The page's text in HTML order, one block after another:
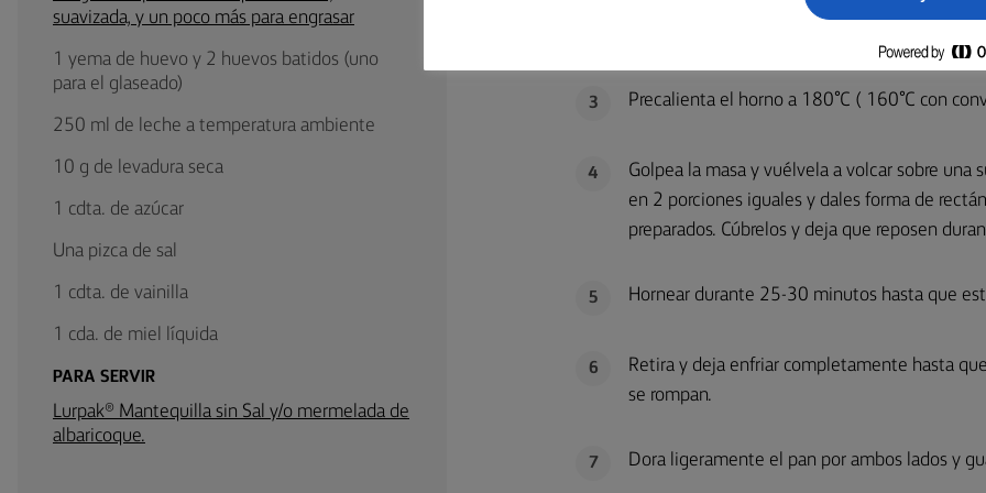
suavizada, y un poco más para engrasar
1 yema de huevo y 2 huevos batidos (uno
para el glaseado)
250 ml de leche a temperatura ambiente
10 g de levadura seca
1 cdta. de azúcar
Una pizca de sal
1 cdta. de vainilla
1 cda. de miel líquida
PARA SERVIR
Lurpak® Mantequilla sin Sal y/o mermelada de
albaricoque.
una superficie ligeramente enharinada y
3 Precalienta el horno a 180°C ( 160°C con
4
Golpea la masa y vuélvela a volcar sobre
en 2 porciones iguales y dales forma de
preparados. Cúbrelos y deja que reposen
5 Hornear durante 25-30 minutos hasta que
6
Retira y deja enfriar completamente hasta
se rompan.
7 Dora ligeramente el pan por ambos lados y